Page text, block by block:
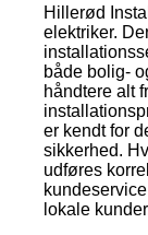
Hillerød
elektriker.
både bolig-
håndtere alt
er kendt for
sikkerhed.
udføres
lokale